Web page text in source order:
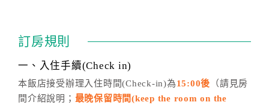
話方式異動訂單。
※非客服時間之申辦異動，皆為次日計算及辦理。
五、客服時間
週一至週日，上午9:00～晚上6:00
訂房規則
一、入住手續(Check in)
本飯店接受辦理入住時間(Check-in)為15:00後 （請見房
間介紹說明； 最晚保留時間(keep the room on the